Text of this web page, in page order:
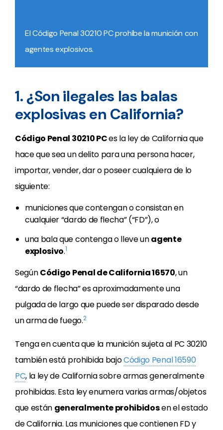
El Código Penal 30210 PC prohíbe la munición con
agentes explosivos.
1. ¿Son ilegales las balas
explosivas en California?
Código Penal 30210 PCes la ley de California que
hace que sea un delito para una persona hacer,
importar, vender, dar o poseer cualquiera de lo
siguiente:
municiones que contengan o consistan en
cualquier “dardo de flecha” (“FD”), o
una bala que contenga o lleve unagente
explosivo.1
SegúnCódigo Penal de California 16570, un
“dardo de flecha” es aproximadamente una
pulgada de largo que puede ser disparado desde
un arma de fuego.2
Tenga en cuenta que la munición sujeta al PC 30210
también está prohibida bajoCódigo Penal 16590
PC, la ley de California sobre armas generalmente
prohibidas. Esta ley enumera varias armas/objetos
que están generalmente prohibidosen el estado
de California. Las municiones que contienen FD y